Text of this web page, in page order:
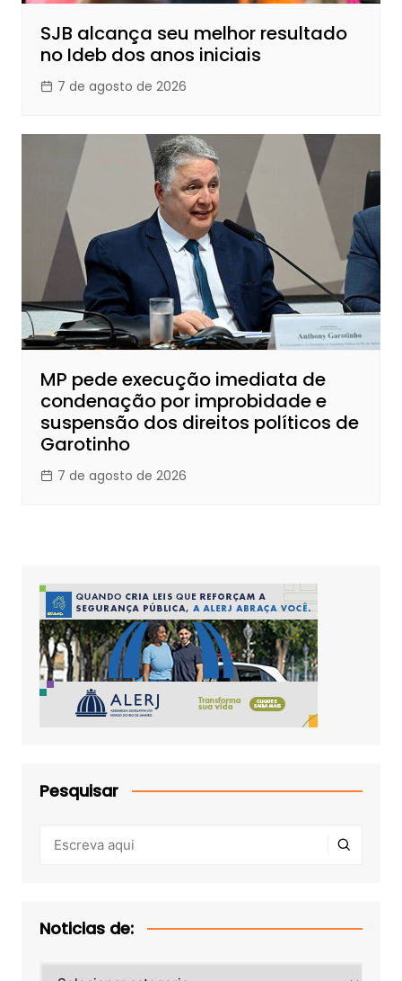
SJB alcança seu melhor resultado
no Ideb dos anos iniciais
7 de agosto de 2026
MP pede execução imediata de
condenação por improbidade e
suspensão dos direitos políticos de
Garotinho
7 de agosto de 2026
Pesquisar
Noticias de: